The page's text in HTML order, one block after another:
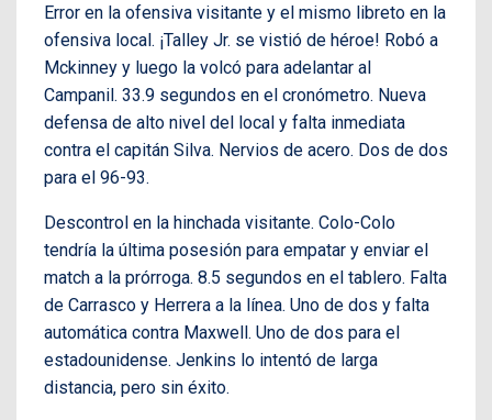
Error en la ofensiva visitante y el mismo libreto en la
ofensiva local. ¡Talley Jr. se vistió de héroe! Robó a
Mckinney y luego la volcó para adelantar al
Campanil. 33.9 segundos en el cronómetro. Nueva
defensa de alto nivel del local y falta inmediata
contra el capitán Silva. Nervios de acero. Dos de dos
para el 96-93.
Descontrol en la hinchada visitante. Colo-Colo
tendría la última posesión para empatar y enviar el
match a la prórroga. 8.5 segundos en el tablero. Falta
de Carrasco y Herrera a la línea. Uno de dos y falta
automática contra Maxwell. Uno de dos para el
estadounidense. Jenkins lo intentó de larga
distancia, pero sin éxito.